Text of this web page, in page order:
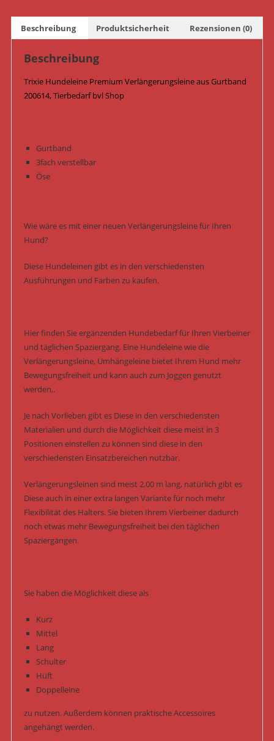
Menge
Beschreibung Produktsicherheit Rezensionen (0)
Beschreibung
Trixie Hundeleine Premium Verlängerungsleine aus Gurtband
200614, Tierbedarf bvl Shop
Gurtband
3fach verstellbar
Öse
Wie wäre es mit einer neuen Verlängerungsleine für Ihren
Hund?
Diese Hundeleinen gibt es in den verschiedensten
Ausführungen und Farben zu kaufen.
Hier finden Sie ergänzenden Hundebedarf für Ihren Vierbeiner
und täglichen Spaziergang. Eine Hundeleine wie die
Verlängerungsleine, Umhängeleine bietet Ihrem Hund mehr
Bewegungsfreiheit und kann auch zum Joggen genutzt
werden,.
Je nach Vorlieben gibt es Diese in den verschiedensten
Materialien und durch die Möglichkeit diese meist in 3
Positionen einstellen zu können sind diese in den
verschiedensten Einsatzbereichen nutzbar.
Verlängerungsleinen sind meist 2,00 m lang, natürlich gibt es
Diese auch in einer extra langen Variante für noch mehr
Flexibilität des Halters. Sie bieten Ihrem Vierbeiner dadurch
noch etwas mehr Bewegungsfreiheit bei den täglichen
Spaziergängen.
Sie haben die Möglichkeit diese als
Kurz
Mittel
Lang
Schulter
Hüft
Doppelleine
zu nutzen. Außerdem können praktische Accessoires
angehängt werden.